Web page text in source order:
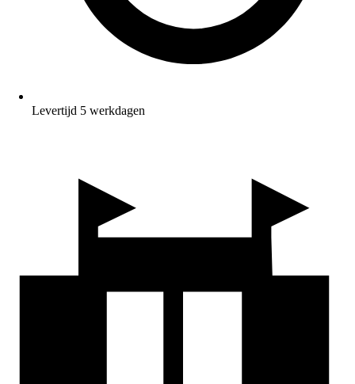
Levertijd 5 werkdagen